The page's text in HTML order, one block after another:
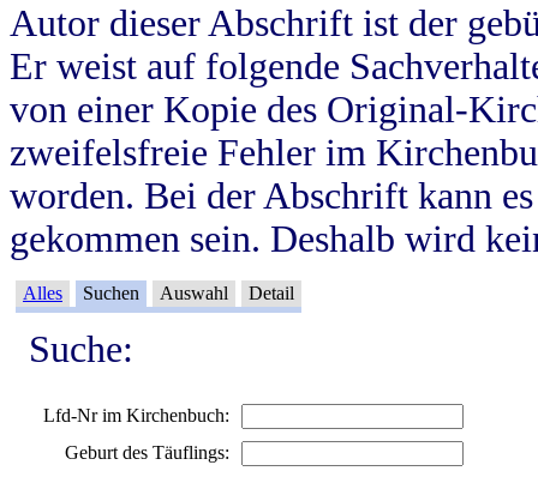
Autor dieser Abschrift ist der
Er weist auf folgende
von einer Kopie des Original-
zweifelsfreie Fehler im
worden. Bei der Abschrift kann
gekommen sein. Deshalb wird
Alles Suchen Auswahl Detail
Suche:
Lfd-Nr im Kirchenbuch:
Geburt des Täuflings: